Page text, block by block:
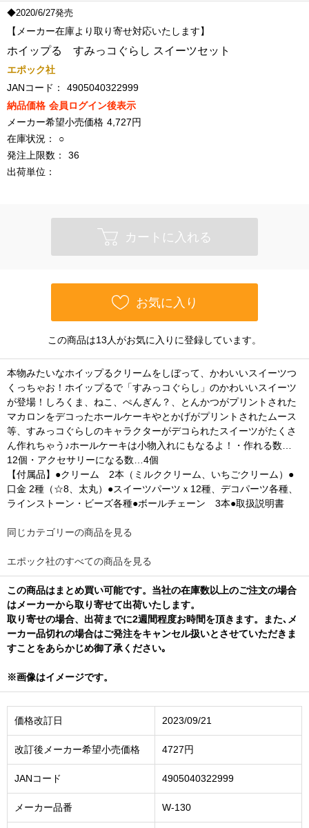
◆2020/6/27発売
【メーカー在庫より取り寄せ対応いたします】
ホイップる すみっコぐらし スイーツセット
エポック社
JANコード：
4905040322999
納品価格 会員ログイン後表示
メーカー希望小売価格 4,727円
在庫状況：
○
発注上限数：
36
出荷単位：
カートに入れる
お気に入り
この商品は13人がお気に入りに登録しています。
本物みたいなホイップるクリームをしぼって、かわいいスイーツつ
くっちゃお！ホイップるで「すみっコぐらし」のかわいいスイーツ
が登場！しろくま、ねこ、ぺんぎん？、とんかつがプリントされた
マカロンをデコったホールケーキやとかげがプリントされたムース
等、すみっコぐらしのキャラクターがデコられたスイーツがたくさ
ん作れちゃう♪ホールケーキは小物入れにもなるよ！・作れる数…
12個・アクセサリーになる数…4個
【付属品】●クリーム 2本（ミルククリーム、いちごクリーム）●
口金 2種（☆8、太丸）●スイーツパーツｘ12種、デコパーツ各種、
ラインストーン・ビーズ各種●ボールチェーン 3本●取扱説明書
同じカテゴリーの商品を見る
エポック社のすべての商品を見る
この商品はまとめ買い可能です。当社の在庫数以上のご注文の場合
はメーカーから取り寄せて出荷いたします。
取り寄せの場合、出荷までに2週間程度お時間を頂きます。また､メ
ーカー品切れの場合はご発注をキャンセル扱いとさせていただきま
すことをあらかじめ御了承ください｡
※画像はイメージです。
価格改訂日 2023/09/21
改訂後メーカー希望小売価格 4727円
JANコード 4905040322999
メーカー品番 W-130